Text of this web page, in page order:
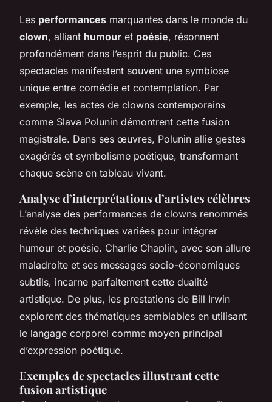
Les performances marquantes dans le monde du
clown, alliant humour et poésie, résonnent
profondément dans l’esprit du public. Ces
spectacles manifestent souvent une symbiose
unique entre comédie et contemplation. Par
exemple, les actes de clowns contemporains
comme Slava Polunin démontrent cette fusion
magistrale. Dans ses œuvres, Polunin allie gestes
exagérés et symbolisme poétique, transformant
chaque scène en tableau vivant.
Analyse d’interprétations d’artistes célèbres
L’analyse des performances de clowns renommés
révèle des techniques variées pour intégrer
humour et poésie. Charlie Chaplin, avec son allure
maladroite et ses messages socio-économiques
subtils, incarne parfaitement cette dualité
artistique. De plus, les prestations de Bill Irwin
explorent des thématiques semblables en utilisant
le langage corporel comme moyen principal
d’expression poétique.
Exemples de spectacles illustrant cette
fusion artistique